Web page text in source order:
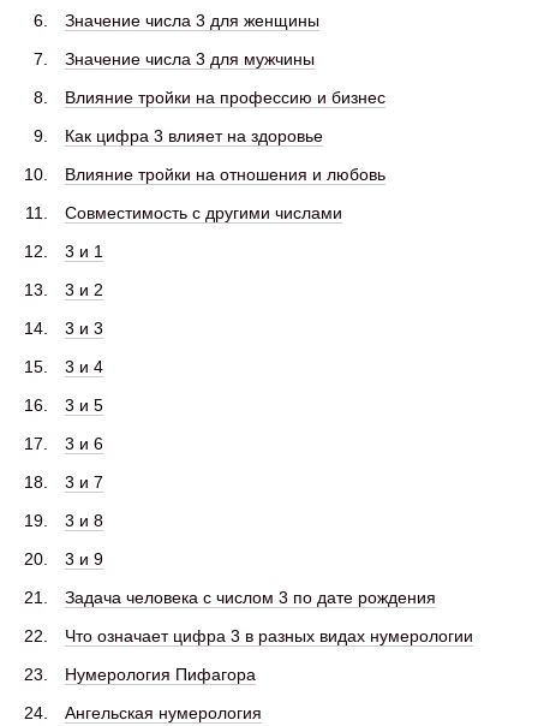
Значение числа 3 для женщины
Значение числа 3 для мужчины
Влияние тройки на профессию и бизнес
Как цифра 3 влияет на здоровье
Влияние тройки на отношения и любовь
Совместимость с другими числами
3 и 1
3 и 2
3 и 3
3 и 4
3 и 5
3 и 6
3 и 7
3 и 8
3 и 9
Задача человека с числом 3 по дате рождения
Что означает цифра 3 в разных видах нумерологии
Нумерология Пифагора
Ангельская нумерология